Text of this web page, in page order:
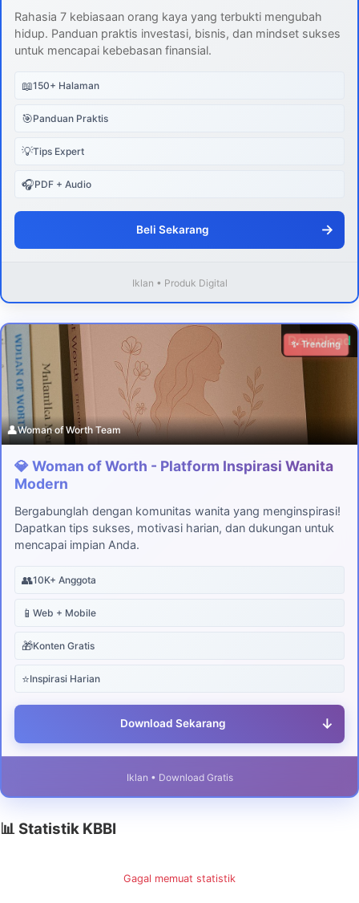
Rahasia 7 kebiasaan orang kaya yang terbukti mengubah
hidup. Panduan praktis investasi, bisnis, dan mindset sukses
untuk mencapai kebebasan finansial.
📖150+ Halaman
🎯Panduan Praktis
💡Tips Expert
🎧PDF + Audio
Beli Sekarang →
Iklan • Produk Digital
Download
✨ Trending
👤Woman of Worth Team
💎 Woman of Worth - Platform Inspirasi Wanita
Modern
Bergabunglah dengan komunitas wanita yang menginspirasi!
Dapatkan tips sukses, motivasi harian, dan dukungan untuk
mencapai impian Anda.
👥10K+ Anggota
📱 Web + Mobile
🎁Konten Gratis
⭐Inspirasi Harian
Download Sekarang ↓
Iklan • Download Gratis
📊 Statistik KBBI
Gagal memuat statistik